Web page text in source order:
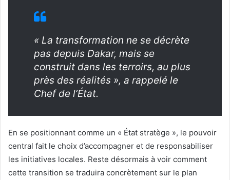
« La transformation ne se décrète
pas depuis Dakar, mais se
construit dans les terroirs, au plus
près des réalités », a rappelé le
Chef de l’État.
En se positionnant comme un « État stratège », le pouvoir
central fait le choix d’accompagner et de responsabiliser
les initiatives locales. Reste désormais à voir comment
cette transition se traduira concrètement sur le plan